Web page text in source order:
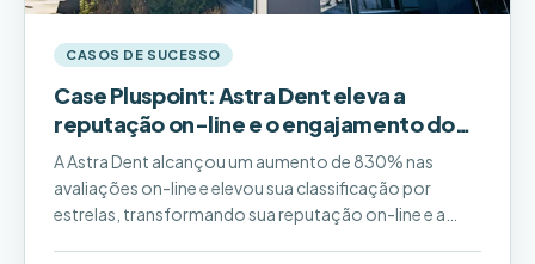
CASOS DE SUCESSO
Case Pluspoint: Astra Dent eleva a
reputação on-line e o engajamento do
cliente com o Pluspoint
A Astra Dent alcançou um aumento de 830% nas
avaliações on-line e elevou sua classificação por
estrelas, transformando sua reputação on-line e a